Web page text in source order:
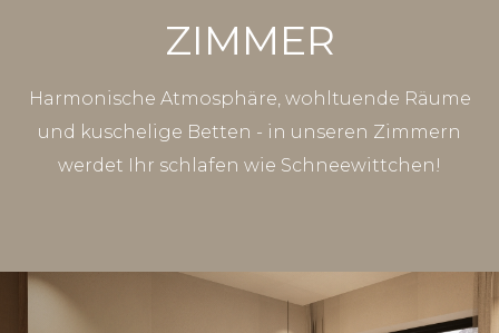
ZIMMER
Harmonische Atmosphäre, wohltuende Räume
und kuschelige Betten - in unseren Zimmern
werdet Ihr schlafen wie Schneewittchen!